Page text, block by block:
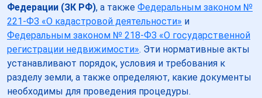
Федерации (ЗК РФ), а также Федеральным законом №
221-ФЗ «О кадастровой деятельности» и
Федеральным законом № 218-ФЗ «О государственной
регистрации недвижимости». Эти нормативные акты
устанавливают порядок, условия и требования к
разделу земли, а также определяют, какие документы
необходимы для проведения процедуры.